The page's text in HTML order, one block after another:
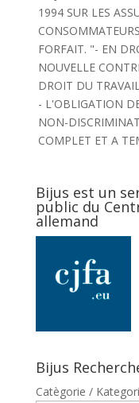
1994 SUR LES
FORFAIT. "- EN
NOUVELLE
DROIT DU
- L'OBLIGATION
NON-
COMPLET ET A
Bijus est un
public du
allemand
Bijus
Catègorie /